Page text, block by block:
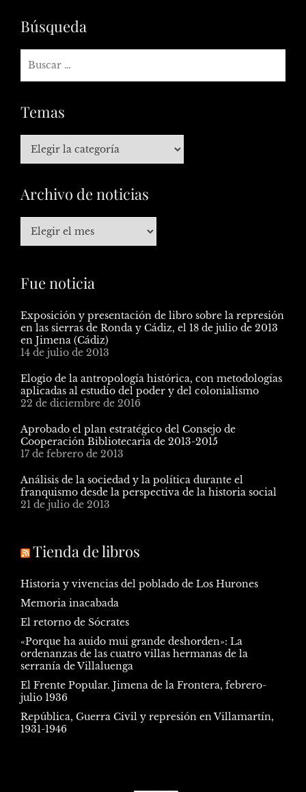
Búsqueda
Temas
Archivo de noticias
Fue noticia
Exposición y presentación de libro sobre la represión
en las sierras de Ronda y Cádiz, el 18 de julio de 2013
en Jimena (Cádiz)
14 de julio de 2013
Elogio de la antropología histórica, con metodologías
aplicadas al estudio del poder y del colonialismo
22 de diciembre de 2016
Aprobado el plan estratégico del Consejo de
Cooperación Bibliotecaria de 2013-2015
17 de febrero de 2013
Análisis de la sociedad y la política durante el
franquismo desde la perspectiva de la historia social
21 de julio de 2013
Tienda de libros
Historia y vivencias del poblado de Los Hurones
Memoria inacabada
El retorno de Sócrates
«Porque ha auido mui grande deshorden»: La
ordenanzas de las cuatro villas hermanas de la
serranía de Villaluenga
El Frente Popular. Jimena de la Frontera, febrero-
julio 1936
República, Guerra Civil y represión en Villamartín,
1931-1946